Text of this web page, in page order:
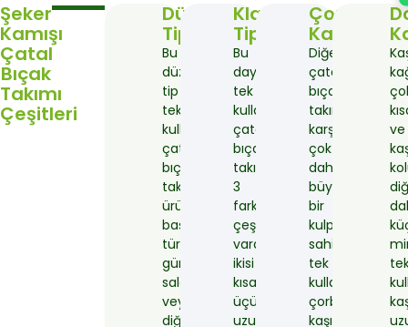
Şeker
Kamışı
Çatal
Bıçak
Takımı
Çeşitleri
Düz
Tip
Bu
düz
tip
tek
kullanımlık
çatal
bıçak
takımları
ürünlerimizin
başlangıç
türüdür,
günümüzde
salata
veya
diğer
Klasik
Tip
Bu
dayanıklı
tek
kullanımlık
çatal
bıçak
takımının
3
farklı
çeşidi
vardır:
ikisi
kısa,
üçüncüsü
uzundur.
Çorba
Kaşığı
Diğer
çatal
bıçak
takımlarıyla
çok
daha
büyük
bir
kulpa
sahip
tek
kullanımlık
çorba
kaşıkları,
ve